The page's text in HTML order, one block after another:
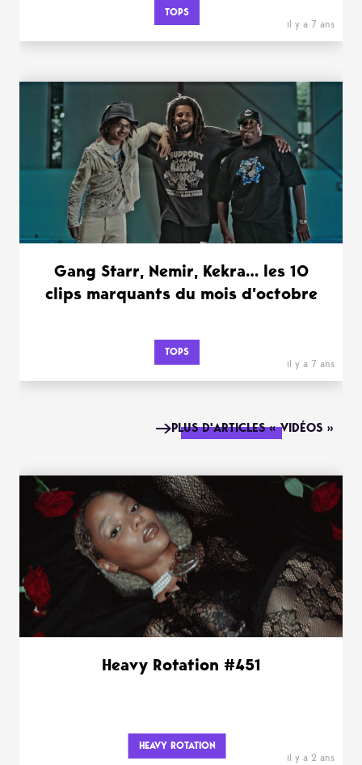
TOPS
il y a 7 ans
Gang Starr, Nemir, Kekra… les 10
clips marquants du mois d’octobre
TOPS
il y a 7 ans
PLUS D'ARTICLES « VIDÉOS »
Heavy Rotation #451
HEAVY ROTATION
il y a 2 ans